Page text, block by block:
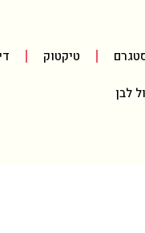
טיקטוק
לבן